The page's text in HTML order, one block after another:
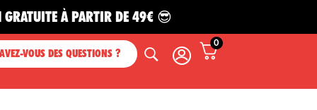
À PARTIR DE 49€ 😎
VOUS DES QUESTIONS ?
0